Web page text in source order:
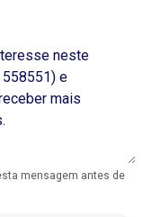
mensagem antes de